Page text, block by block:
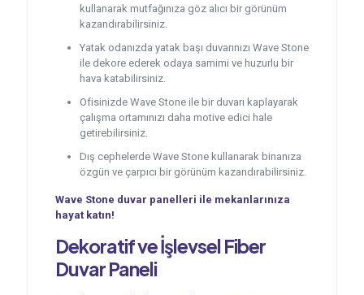
kullanarak mutfağınıza göz alıcı bir görünüm
kazandırabilirsiniz.
Yatak odanızda yatak başı duvarınızı Wave Stone
ile dekore ederek odaya samimi ve huzurlu bir
hava katabilirsiniz.
Ofisinizde Wave Stone ile bir duvarı kaplayarak
çalışma ortamınızı daha motive edici hale
getirebilirsiniz.
Dış cephelerde Wave Stone kullanarak binanıza
özgün ve çarpıcı bir görünüm kazandırabilirsiniz.
Wave Stone duvar panelleri ile mekanlarınıza
hayat katın!
Dekoratif ve İşlevselFiber
Duvar Paneli